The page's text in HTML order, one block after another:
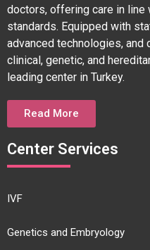
doctors, offering care in line
standards. Equipped with
advanced technologies,
clinical, genetic, and
leading center in Turkey.
Read More
Center Services
IVF
Genetics and Embryology